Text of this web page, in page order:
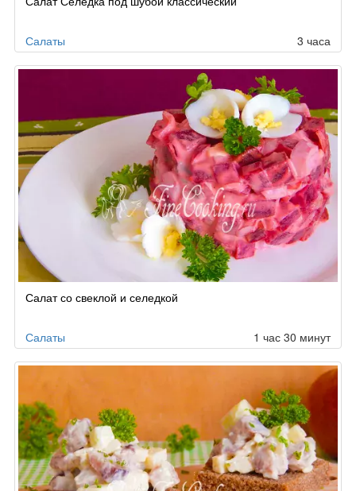
Салаты 3 часа
Салат со свеклой и селедкой
Салаты 1 час 30 минут